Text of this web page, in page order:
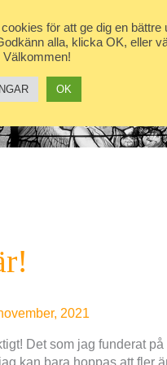
2021
Det som jag funderat
för att ge dig en bättre
alla, klicka OK, eller
Välkommen!
OK